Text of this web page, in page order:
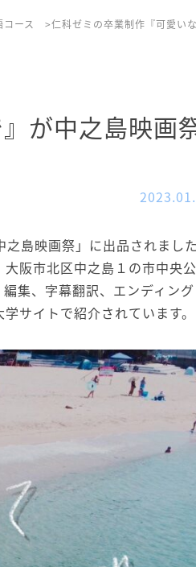
コース 仁科ゼミの卒業制作『可愛い
が中之島映画
島映画祭」に出品されました
阪市北区中之島１の市中央
集、字幕翻訳、エンディング
学サイトで紹介されています。